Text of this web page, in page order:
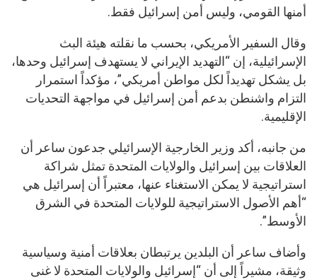
أمنها القومي، وليس أمن إسرائيل فقط.
وقال السفير الأمريكي، بحسب ما نقلته هيئة البث
الإسرائيلية، إن “التهديد الإيراني لا يستهدف إسرائيل وحدها،
بل يشكل تهديداً لكل مواطن أمريكي”، مؤكداً استمرار
التزام واشنطن بدعم أمن إسرائيل في مواجهة التحديات
الإقليمية.
من جانبه، أكد وزير الخارجية الإسرائيلي جدعون ساعر أن
العلاقات بين إسرائيل والولايات المتحدة تمثل شراكة
استراتيجية لا يمكن الاستغناء عنها، معتبراً أن إسرائيل هي
“أهم الأصول الاستراتيجية للولايات المتحدة في الشرق
الأوسط”.
وأضاف ساعر أن البلدين يرتبطان بعلاقات أمنية وسياسية
وثيقة، مشيراً إلى أن “إسرائيل والولايات المتحدة لا غنى